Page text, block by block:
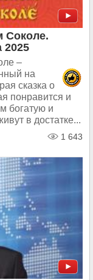
Соколе.
2025
–
на
сказка о
понравится и
богатую и
в достатке...
1 643